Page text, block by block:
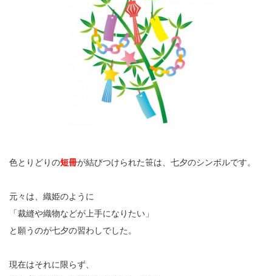
色とりどりの短冊が結びつけられた笹は、七夕のシンボルです。
元々は、織姫のように
「裁縫や織物などが上手になりたい」
と願うのが七夕の習わしでした。
現在はそれに限らず、